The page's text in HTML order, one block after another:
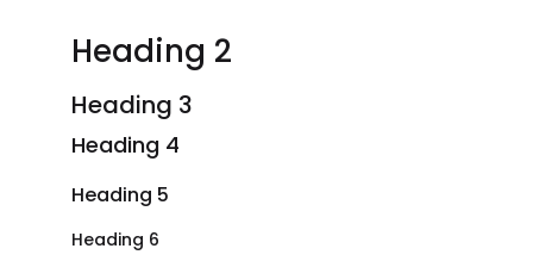
Heading 2
Heading 3
Heading 4
Heading 5
Heading 6